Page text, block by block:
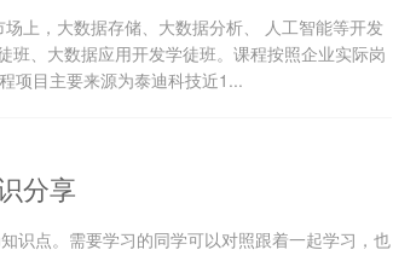
上，大数据存储、大数据分析、 人工智能等开发
、大数据应用开发学徒班。课程按照企业实际岗
项目主要来源为泰迪科技近1...
分享
识点。需要学习的同学可以对照跟着一起学习，也